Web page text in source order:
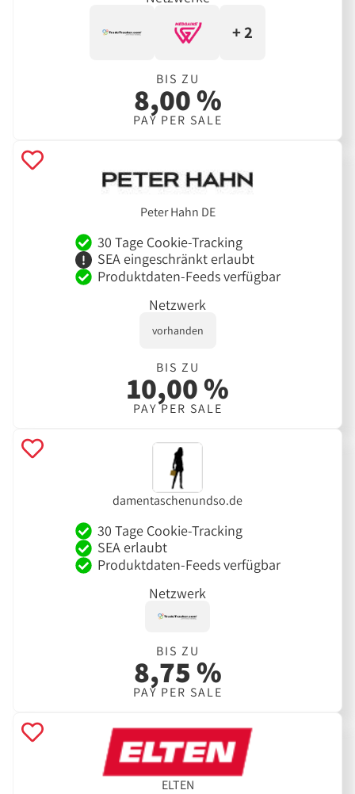
+ 2
BIS ZU
8,00 %
PAY PER SALE
Peter Hahn DE
30 Tage Cookie-Tracking
SEA eingeschränkt erlaubt
Produktdaten-Feeds verfügbar
Netzwerk
vorhanden
BIS ZU
10,00 %
PAY PER SALE
damentaschenundso.de
30 Tage Cookie-Tracking
SEA erlaubt
Produktdaten-Feeds verfügbar
Netzwerk
BIS ZU
8,75 %
PAY PER SALE
ELTEN